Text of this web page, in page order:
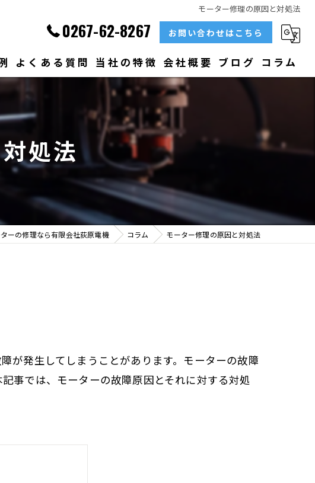
モーター修理の原因と対処法
0267-62-8267 お問い合わせはこちら
よくある質問 当社の特徴
ベアリング
大型
メンテナンス
販売
会社概要 ブログ コラム
処法
ーの修理なら有限会社荻原電機 コラム モーター修理の原因と対処法
が発生してしまうことがあります。モーターの故障
事では、モーターの故障原因とそれに対する対処